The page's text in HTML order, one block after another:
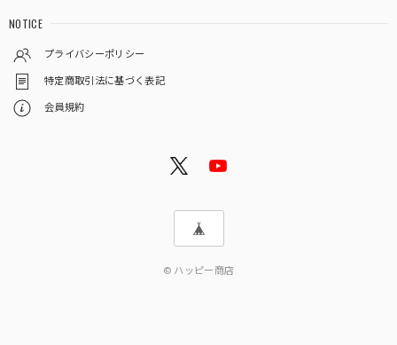
NOTICE
プライバシーポリシー
特定商取引法に基づく表記
会員規約
© ハッピー商店